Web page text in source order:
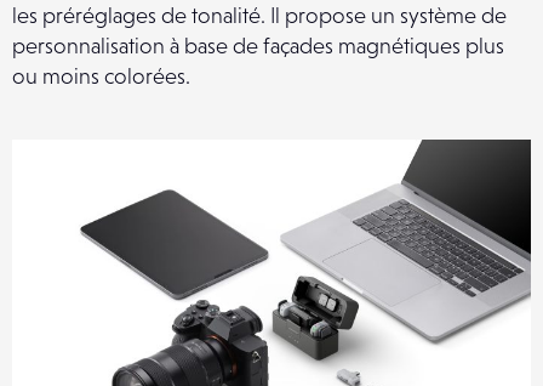
les préréglages de tonalité. Il propose un système de
personnalisation à base de façades magnétiques plus
ou moins colorées.